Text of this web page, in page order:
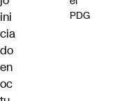
ini
cia
do
en
oc
PDG